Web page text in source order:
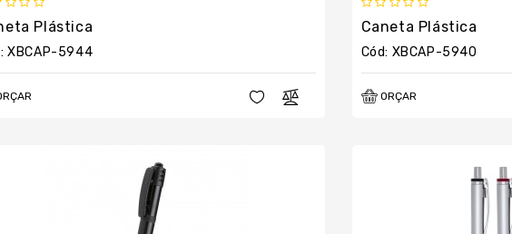
Plástica
XBCAP-5944
Caneta Plástica
Cód: XBCAP-5940
ORÇAR